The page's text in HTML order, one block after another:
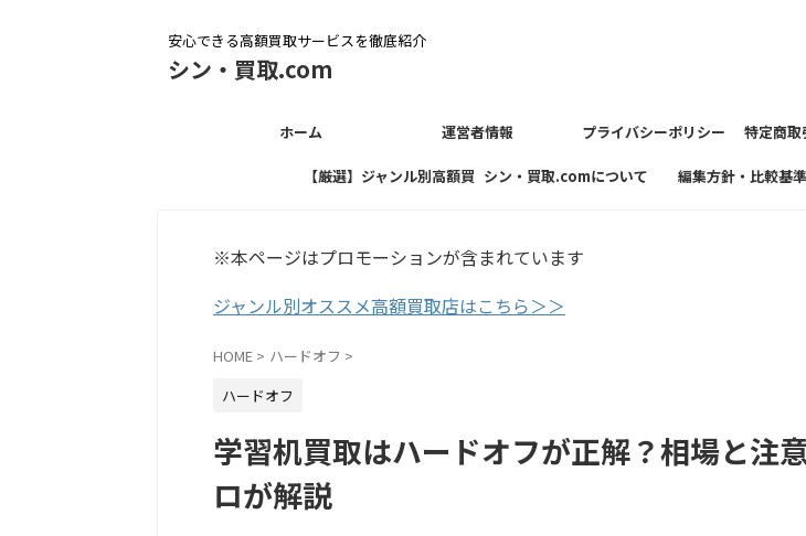
安心できる高額買取サービスを徹底紹介
シン・買取.com
ホーム 運営者情報 プライバシーポリシー 特定商
【厳選】ジャンル別高額買 シン・買取.comについて 編集方針・比較基準
※本ページはプロモーションが含まれています
ジャンル別オススメ高額買取店はこちら＞＞
HOME > ハードオフ >
ハードオフ
学習机買取はハードオフが正解？相場と注
ロが解説